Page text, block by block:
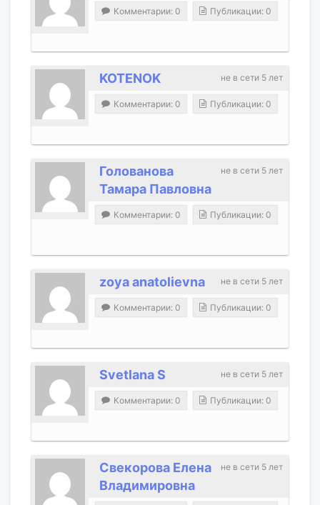
Комментарии: 0 Публикации: 0
не в сети 5 лет
KOTENOK
Комментарии: 0 Публикации: 0
не в сети 5 лет
Голованова
Тамара Павловна
Комментарии: 0 Публикации: 0
не в сети 5 лет
zoya anatolievna
Комментарии: 0 Публикации: 0
не в сети 5 лет
Svetlana S
Комментарии: 0 Публикации: 0
не в сети 5 лет
Свекорова Елена
Владимировна